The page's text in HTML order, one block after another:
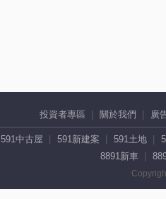
投資者專區 關於我們 廣
591中古屋 591新建案 591土地
8891新車